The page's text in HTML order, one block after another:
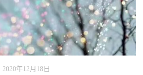
2020年12月18日